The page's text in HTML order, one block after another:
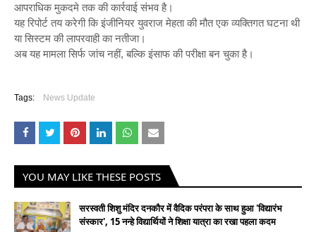
आपराधिक मुकदमे तक की कार्रवाई संभव है।
यह रिपोर्ट तय करेगी कि इंजीनियर युवराज मेहता की मौत एक व्यक्तिगत घटना थी
या सिस्टम की लापरवाही का नतीजा।
अब यह मामला सिर्फ जांच नहीं, बल्कि इंसाफ की परीक्षा बन चुका है।
Tags: News Update
YOU MAY LIKE THESE POSTS
सरस्वती शिशु मंदिर दनकौर में वैदिक परंपरा के साथ हुआ 'विद्यारंभ
संस्कार', 15 नन्हे विद्यार्थियों ने शिक्षा यात्रा का रखा पहला कदम